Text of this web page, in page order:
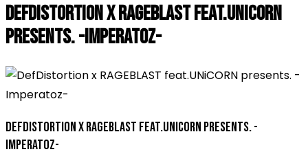
DefDistortion x RAGEBLAST feat.UNiCORN
presents. -Imperatoz-
DefDistortion x RAGEBLAST feat.UNiCORN presents. -
Imperatoz-